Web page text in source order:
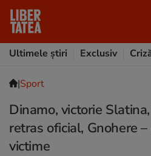
Ultimele știri
Exclusiv
|Sport
Dinamo, victorie
retras oficial, Gnohere
victime